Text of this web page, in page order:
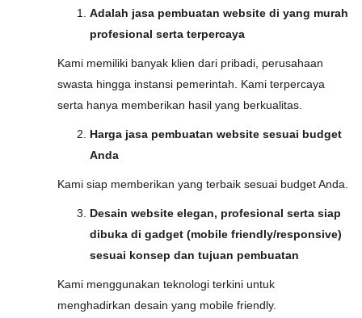
Adalah jasa pembuatan website di yang murah
profesional serta terpercaya
Kami memiliki banyak klien dari pribadi, perusahaan
swasta hingga instansi pemerintah. Kami terpercaya
serta hanya memberikan hasil yang berkualitas.
Harga jasa pembuatan website sesuai budget
Anda
Kami siap memberikan yang terbaik sesuai budget Anda.
Desain website elegan, profesional serta siap
dibuka di gadget (mobile friendly/responsive)
sesuai konsep dan tujuan pembuatan
Kami menggunakan teknologi terkini untuk
menghadirkan desain yang mobile friendly.